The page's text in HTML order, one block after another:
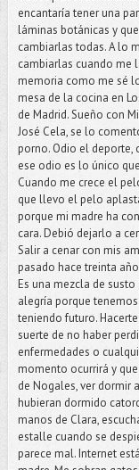
encantaría tener una
láminas botánicas y
cambiarlas todas. A lo
cambiarlas cuando me
memoria como me sé
mesa de la cocina en
de Madrid. Sueño con
José Cela, se lo
porno. Odio el deporte,
ese odio es lo único
Cuando me crece el
que llevo el pelo
porque mi madre ha
cara. Debió dejarlo a
Salir a cenar con mis
pasado hace treinta
Es una mezcla de
alegría porque
teniendo futuro.
suerte de no haber
enfermedades o
momento ocurrirá y
de Nogales, ver dormir
hubieran dormido
manos de Clara,
estalle cuando se
parece mal. Internet